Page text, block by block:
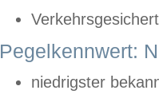
Pegelkennwert:
niedrigster